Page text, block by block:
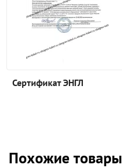
Сертификат ЭНГЛ
Похожие товары